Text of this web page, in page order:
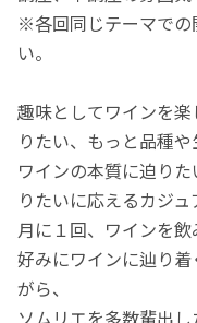
※各回同じテーマでの
い。
趣味としてワインを
りたい、もっと品種や
ワインの本質に迫り
りたいに応えるカジュ
月に１回、ワインを
好みにワインに辿り
がら、